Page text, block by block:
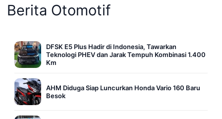
Berita Otomotif
DFSK E5 Plus Hadir di Indonesia, Tawarkan
Teknologi PHEV dan Jarak Tempuh Kombinasi 1.400
Km
AHM Diduga Siap Luncurkan Honda Vario 160 Baru
Besok